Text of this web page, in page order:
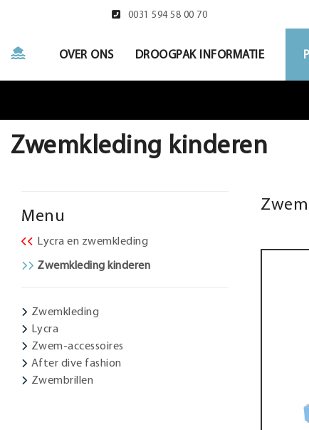
0031 594 58 00 70
OVER ONS DROOGPAK INFORMATIE
Zwemkleding kinderen
Menu
Lycra en zwemkleding
Zwemkleding kinderen
Zwemkleding
Lycra
Zwem-accessoires
After dive fashion
Zwembrillen